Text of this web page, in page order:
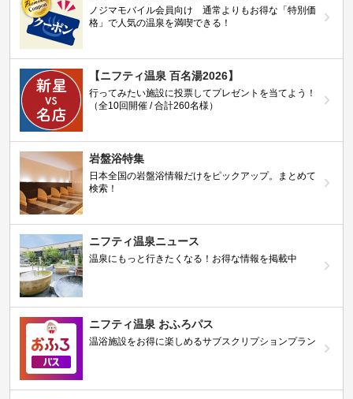
ノジマモバイル会員向け 通常よりもお得な「特別価
格」で人気の温泉を満喫できる！
【ニフティ温泉 百名湯2026】
行ってみたい施設に投票してプレゼントを当てよう！
（全10回開催 / 合計260名様）
岩盤浴特集
日本全国の岩盤浴情報だけをピックアップ。まとめて
検索！
ニフティ温泉ニュース
温泉にもっと行きたくなる！お得な情報を掲載中
ニフティ温泉 おふろパス
温浴施設をお得に楽しめるサブスクリプションプラン